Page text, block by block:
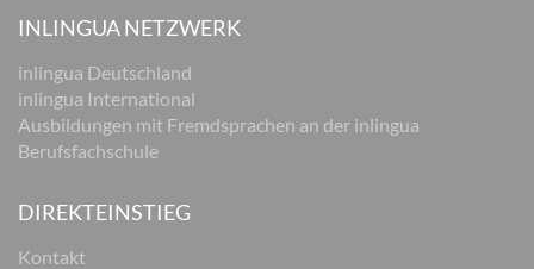
INLINGUA NETZWERK
inlingua Deutschland
inlingua International
Ausbildungen mit Fremdsprachen an der inlingua
Berufsfachschule
DIREKTEINSTIEG
Kontakt